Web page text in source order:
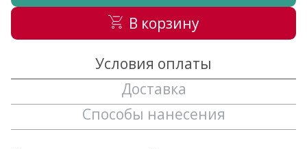
В корзину
Условия оплаты
Доставка
Способы нанесения